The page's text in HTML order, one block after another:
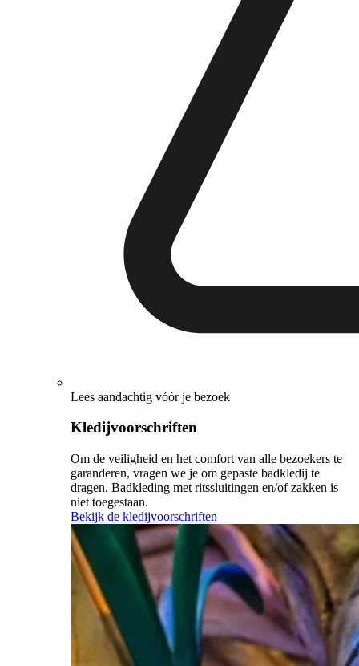
Lees aandachtig vóór je bezoek
Kledijvoorschriften
Om de veiligheid en het comfort van alle bezoekers te
garanderen, vragen we je om gepaste badkledij te
dragen. Badkleding met ritssluitingen en/of zakken is
niet toegestaan.
Bekijk de kledijvoorschriften